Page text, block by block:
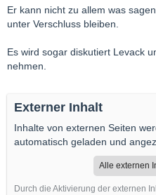
Er kann nicht zu allem was
unter Verschluss bleiben.
Es wird sogar diskutiert Levack
nehmen.
Externer Inhalt
Inhalte von externen Seiten
automatisch geladen und
Alle externen
Durch die Aktivierung der externen